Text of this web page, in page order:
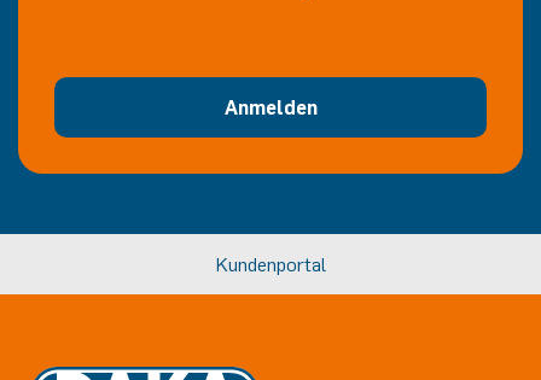
Anmelden
Kundenportal